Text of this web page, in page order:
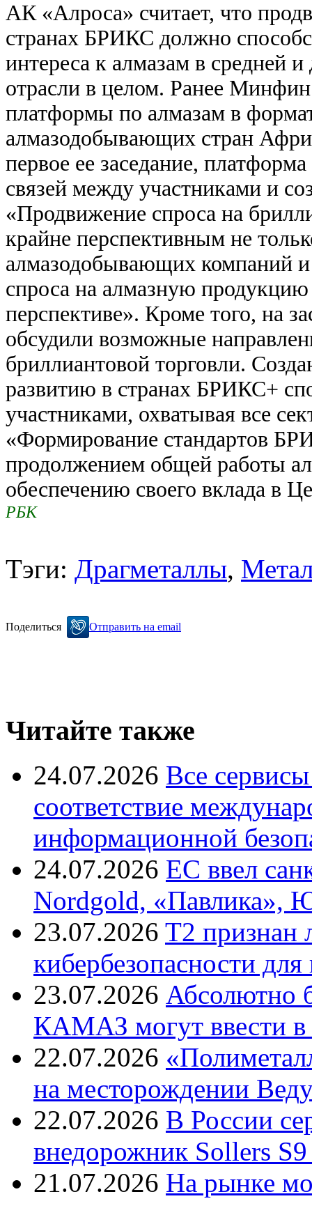
АК «Алроса» считает, что
странах БРИКС должно
интереса к алмазам в средней
отрасли в целом. Ранее
платформы по алмазам в
алмазодобывающих стран
первое ее заседание,
связей между участниками и
«Продвижение спроса на
крайне перспективным не
алмазодобывающих компаний и
спроса на алмазную
перспективе». Кроме того, на
обсудили возможные
бриллиантовой торговли.
развитию в странах БРИКС+
участниками, охватывая все
«Формирование стандартов
продолжением общей работы
обеспечению своего вклада в
РБК
Тэги: Драгметаллы,
Поделиться Отправить на email
Читайте также
24.07.2026 Все
соответствие
информационной
24.07.2026 ЕС ввел
Nordgold, «Павлика»,
23.07.2026 T2 признан
кибербезопасности
23.07.2026 Абсолютно
КАМАЗ могут ввести в
22.07.2026
на месторождении
22.07.2026 В России
внедорожник Sollers
21.07.2026 На рынке